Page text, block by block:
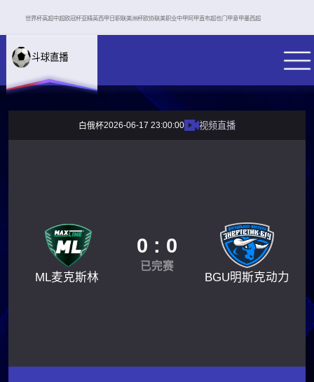
世界杯英超中超欧冠杯亚精英西甲日职联美洲杯欧协联美职业中甲阿甲直布超也门甲意甲墨西超
白俄杯2026-06-17 23:00:00 视频直播
ML麦克斯林
0 : 0
已完赛
BGU明斯克动力